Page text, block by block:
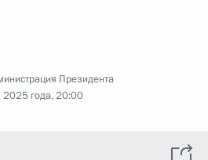
Президента
2025 года, 20:00